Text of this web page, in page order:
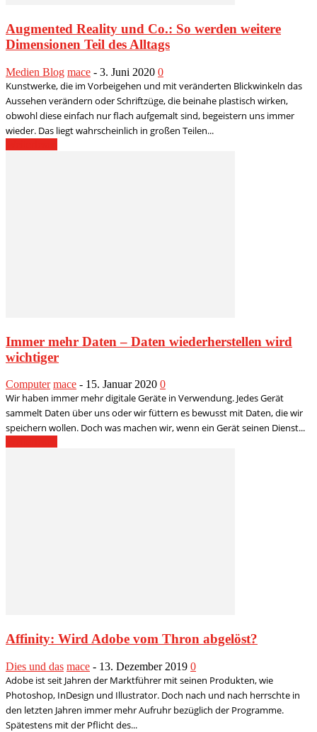
Augmented Reality und Co.: So werden weitere
Dimensionen Teil des Alltags
Medien Blog mace - 3. Juni 2020 0
Kunstwerke, die im Vorbeigehen und mit veränderten Blickwinkeln das
Aussehen verändern oder Schriftzüge, die beinahe plastisch wirken,
obwohl diese einfach nur flach aufgemalt sind, begeistern uns immer
wieder. Das liegt wahrscheinlich in großen Teilen...
Immer mehr Daten – Daten wiederherstellen wird
wichtiger
Computer mace - 15. Januar 2020 0
Wir haben immer mehr digitale Geräte in Verwendung. Jedes Gerät
sammelt Daten über uns oder wir füttern es bewusst mit Daten, die wir
speichern wollen. Doch was machen wir, wenn ein Gerät seinen Dienst...
Affinity: Wird Adobe vom Thron abgelöst?
Dies und das mace - 13. Dezember 2019 0
Adobe ist seit Jahren der Marktführer mit seinen Produkten, wie
Photoshop, InDesign und Illustrator. Doch nach und nach herrschte in
den letzten Jahren immer mehr Aufruhr bezüglich der Programme.
Spätestens mit der Pflicht des...